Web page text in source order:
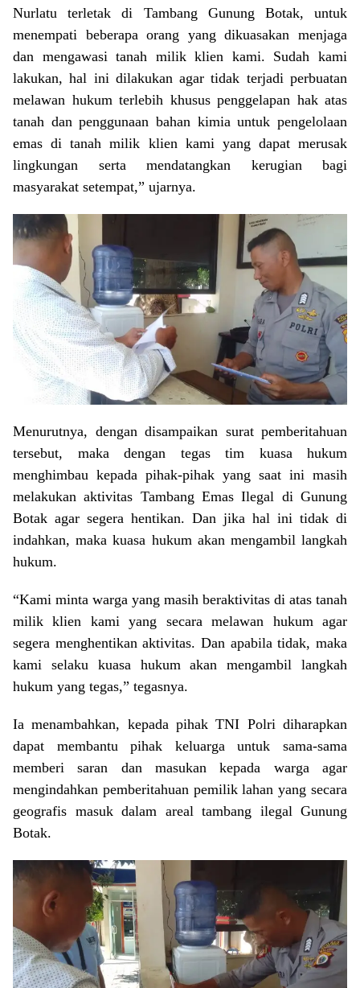
Nurlatu terletak di Tambang Gunung Botak, untuk
menempati beberapa orang yang dikuasakan menjaga
dan mengawasi tanah milik klien kami. Sudah kami
lakukan, hal ini dilakukan agar tidak terjadi perbuatan
melawan hukum terlebih khusus penggelapan hak atas
tanah dan penggunaan bahan kimia untuk pengelolaan
emas di tanah milik klien kami yang dapat merusak
lingkungan serta mendatangkan kerugian bagi
masyarakat setempat,” ujarnya.
Menurutnya, dengan disampaikan surat pemberitahuan
tersebut, maka dengan tegas tim kuasa hukum
menghimbau kepada pihak-pihak yang saat ini masih
melakukan aktivitas Tambang Emas Ilegal di Gunung
Botak agar segera hentikan. Dan jika hal ini tidak di
indahkan, maka kuasa hukum akan mengambil langkah
hukum.
“Kami minta warga yang masih beraktivitas di atas tanah
milik klien kami yang secara melawan hukum agar
segera menghentikan aktivitas. Dan apabila tidak, maka
kami selaku kuasa hukum akan mengambil langkah
hukum yang tegas,” tegasnya.
Ia menambahkan, kepada pihak TNI Polri diharapkan
dapat membantu pihak keluarga untuk sama-sama
memberi saran dan masukan kepada warga agar
mengindahkan pemberitahuan pemilik lahan yang secara
geografis masuk dalam areal tambang ilegal Gunung
Botak.